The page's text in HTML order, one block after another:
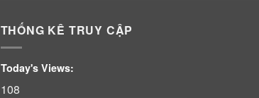
THỐNG KÊ TRUY CẬP
Today's Views:
108